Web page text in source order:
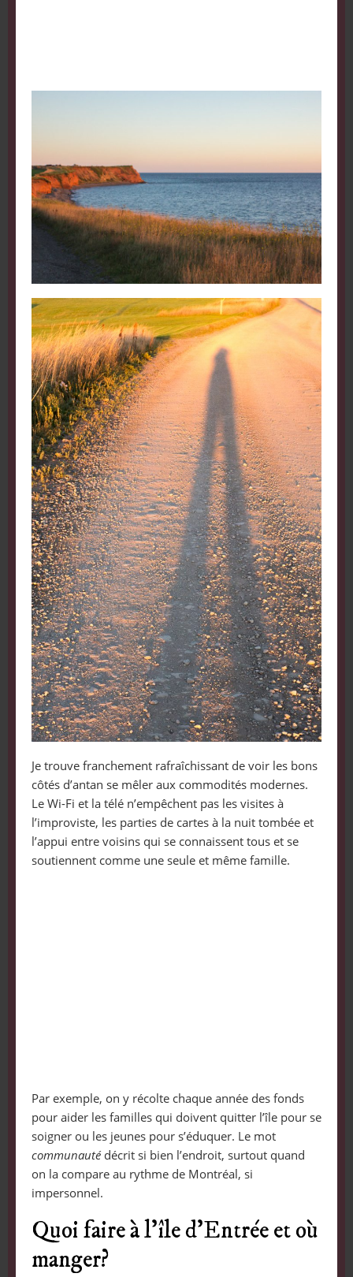
Je trouve franchement rafraîchissant de voir les bons
côtés d’antan se mêler aux commodités modernes.
Le Wi-Fi et la télé n’empêchent pas les visites à
l’improviste, les parties de cartes à la nuit tombée et
l’appui entre voisins qui se connaissent tous et se
soutiennent comme une seule et même famille.
Par exemple, on y récolte chaque année des fonds
pour aider les familles qui doivent quitter l’île pour se
soigner ou les jeunes pour s’éduquer. Le mot
communautédécrit si bien l’endroit, surtout quand
on la compare au rythme de Montréal, si
impersonnel.
Quoi faire à l’île d’Entrée et où
manger?